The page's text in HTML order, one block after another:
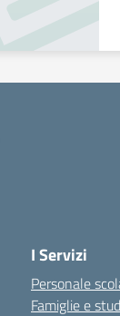
I Servizi
Personale
Famiglie e